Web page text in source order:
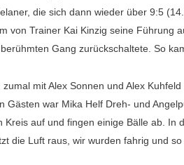
die sich dann wieder über 9:5
von Trainer Kai Kinzig seine
Gang zurückschaltete. So
mit Alex Sonnen und Alex
Gästen war Mika Helf Dreh- und
auf und fingen einige Bälle ab.
die Luft raus, wir wurden fahrig und